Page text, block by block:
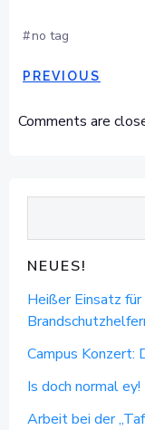
#no tag
POST
PREVIOUS
Comments are
NEUES!
Heißer Einsatz
Campus Konzert:
Is doch normal
Arbeit bei der